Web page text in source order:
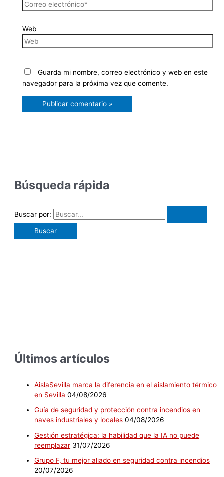
Web
Guarda mi nombre, correo electrónico y web en este
navegador para la próxima vez que comente.
Búsqueda rápida
Buscar por:
Últimos artículos
AislaSevilla marca la diferencia en el aislamiento térmico
en Sevilla 04/08/2026
Guía de seguridad y protección contra incendios en
naves industriales y locales 04/08/2026
Gestión estratégica: la habilidad que la IA no puede
reemplazar 31/07/2026
Grupo F, tu mejor aliado en seguridad contra incendios
20/07/2026